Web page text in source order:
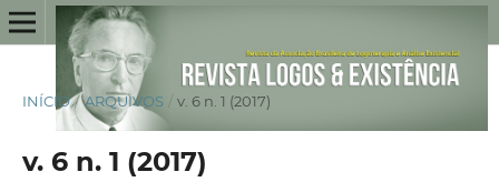
INÍCIO / ARQUIVOS v. 6 n. 1 (2017)
v. 6 n. 1 (2017)